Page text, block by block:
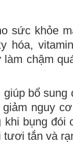
sức khỏe
hóa,
chậm
bổ sung
nguy
bụng đói
tươi tắn và